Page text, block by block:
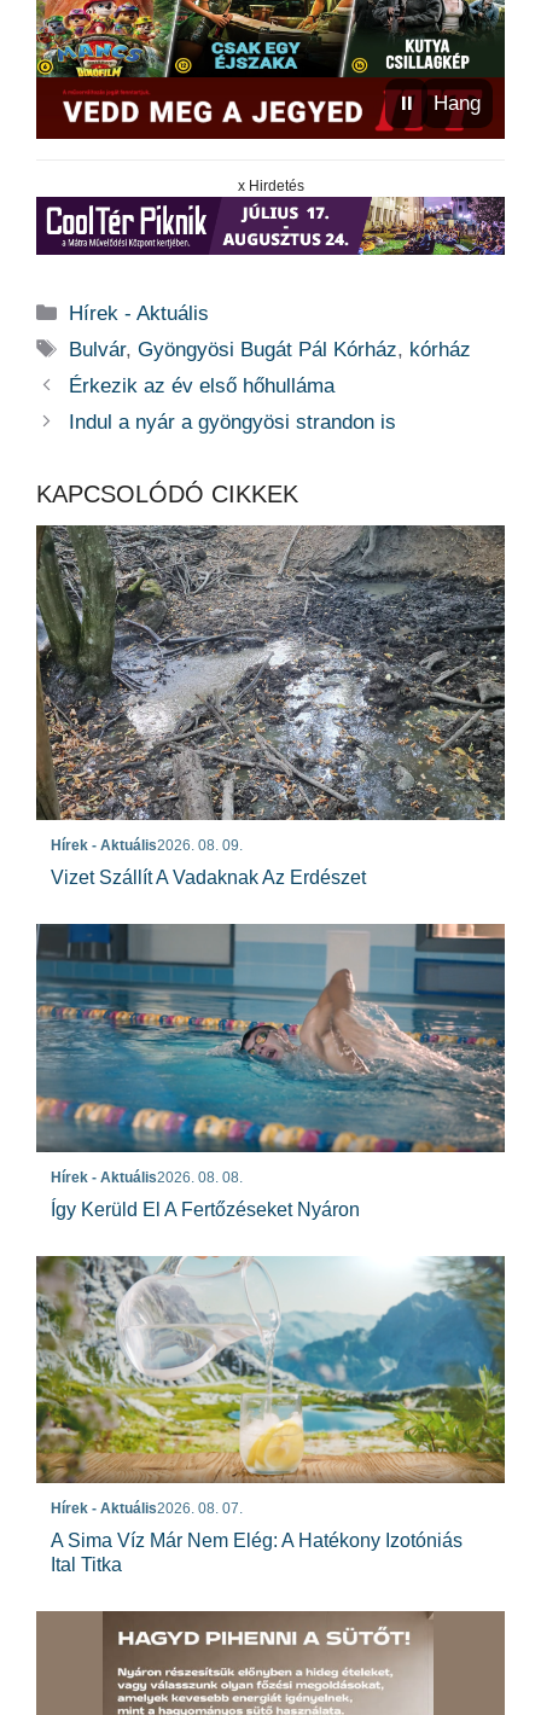
⏸ Hang
x Hirdetés
Kategória
Hírek - Aktuális
Címkék
Bulvár,Gyöngyösi Bugát Pál Kórház, kórház
Érkezik az év első hőhulláma
Indul a nyár a gyöngyösi strandon is
KAPCSOLÓDÓ CIKKEK
Hírek - Aktuális2026. 08. 09.
Vizet Szállít A Vadaknak Az Erdészet
Hírek - Aktuális2026. 08. 08.
Így Kerüld El A Fertőzéseket Nyáron
Hírek - Aktuális2026. 08. 07.
A Sima Víz Már Nem Elég: A Hatékony Izotóniás
Ital Titka